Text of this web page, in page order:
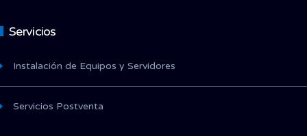
Servicios
Instalación de Equipos y Servidores
Servicios Postventa